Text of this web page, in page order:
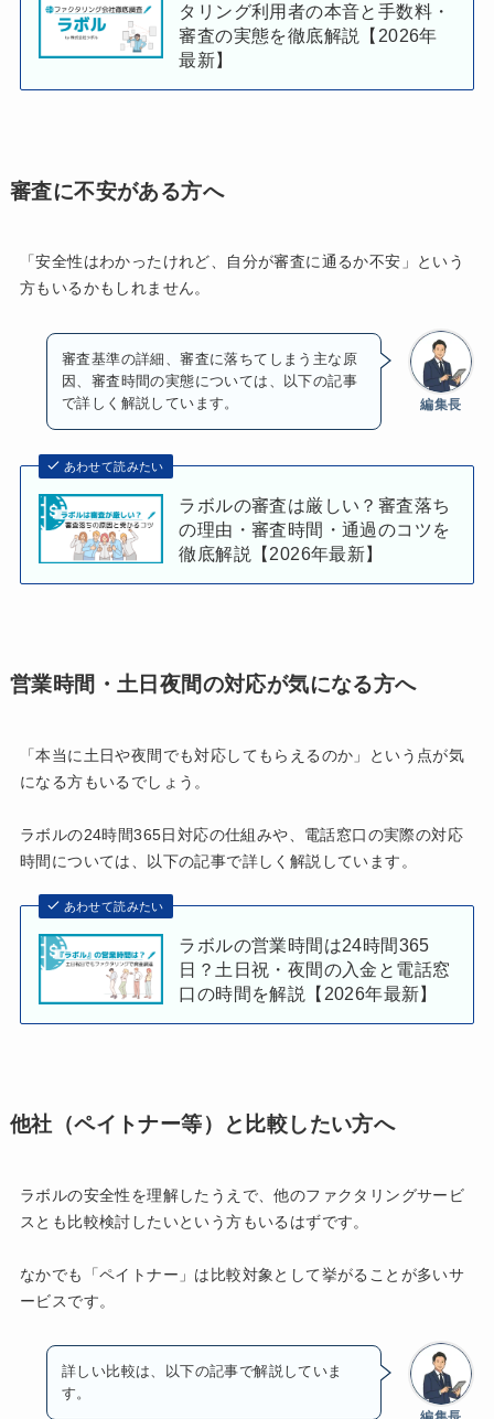
タリング利用者の本音と手数料・
審査の実態を徹底解説【2026年
最新】
審査に不安がある方へ
「安全性はわかったけれど、自分が審査に通るか不安」という
方もいるかもしれません。
編集長
審査基準の詳細、審査に落ちてしまう主な原
因、審査時間の実態については、以下の記事
で詳しく解説しています。
あわせて読みたい
ラボルの審査は厳しい？審査落ち
の理由・審査時間・通過のコツを
徹底解説【2026年最新】
営業時間・土日夜間の対応が気になる方へ
「本当に土日や夜間でも対応してもらえるのか」という点が気
になる方もいるでしょう。
ラボルの24時間365日対応の仕組みや、電話窓口の実際の対応
時間については、以下の記事で詳しく解説しています。
あわせて読みたい
ラボルの営業時間は24時間365
日？土日祝・夜間の入金と電話窓
口の時間を解説【2026年最新】
他社（ペイトナー等）と比較したい方へ
ラボルの安全性を理解したうえで、他のファクタリングサービ
スとも比較検討したいという方もいるはずです。
なかでも「ペイトナー」は比較対象として挙がることが多いサ
ービスです。
詳しい比較は、以下の記事で解説していま
す。